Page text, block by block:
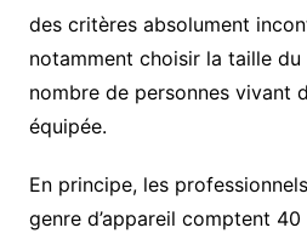
des critères absolument
notamment choisir la taille
nombre de personnes vivant
équipée.
En principe, les
genre d’appareil comptent